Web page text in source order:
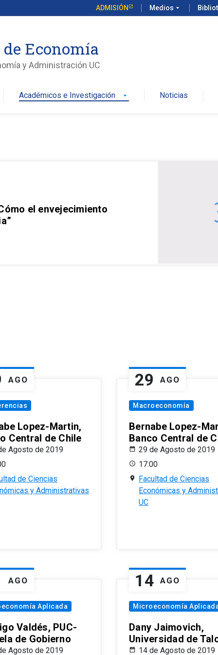
ADMISIÓN Medios arrow_drop_down
Economía
y Administración UC
Académicos e Investigación arrow_drop_down Noticias
el envejecimiento
AGO
Lopez-Martin,
Central de Chile
Agosto de 2019
de Ciencias
y Administrativas
29 AGO
Macroeconomía
Bernabe Lopez-
Banco Central de
29 de Agosto de 2019
17:00
Facultad de Ciencias
Económicas y
UC
AGO
Aplicada
Valdés, PUC-
de Gobierno
Agosto de 2019
14 AGO
Microeconomía
Dany Jaimovich,
Universidad de
14 de Agosto de 2019